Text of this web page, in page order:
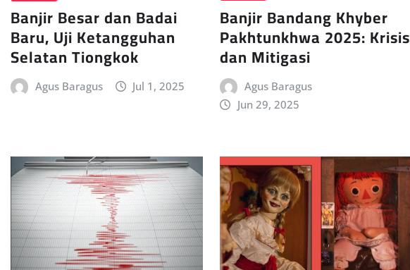
Banjir Besar dan Badai
Baru, Uji Ketangguhan
Selatan Tiongkok
Agus Baragus Jul 1, 2025
Banjir Bandang Khyber
Pakhtunkhwa 2025: Krisis
dan Mitigasi
Agus Baragus
Jun 29, 2025